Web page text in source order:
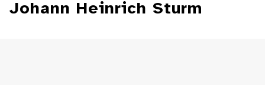
Johann Heinrich Sturm